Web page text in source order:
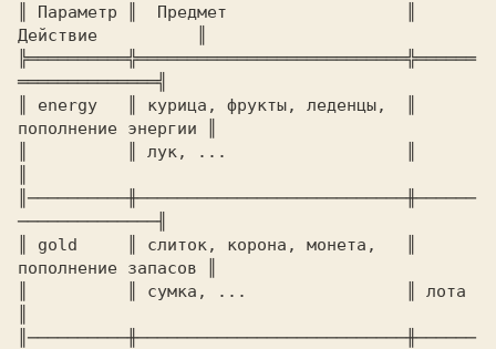
║ Параметр ║  Предмет                  ║
Действие          ║
╠══════════╬═══════════════════════════╬══════
══════════════╣
║ energy   ║ курица, фрукты, леденцы,  ║
пополнение энергии ║
║          ║ лук, ...                  ║
║──────────╫───────────────────────────╫──────
──────────────╢
║ gold     ║ слиток, корона, монета,   ║
пополнение запасов ║
║          ║ сумка, ...                ║ лота
║──────────╫───────────────────────────╫──────